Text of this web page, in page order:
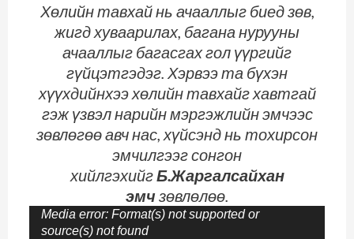
Хөлийн тавхай нь ачааллыг биед зөв,
жигд хуваарилах, багана нурууны
ачааллыг багасгах гол үүргийг
гүйцэтгэдэг. Хэрвээ та бүхэн
хүүхдийнхээ хөлийн тавхайг хавтгай
гэж үзвэл нарийн мэргэжлийн эмчээс
зөвлөгөө авч нас, хүйсэнд нь тохирсон
эмчилгээг сонгон
хийлгэхийгБ.Жаргалсайхан
эмчзөвлөлөө.
Video
Media error: Format(s) not supported or
source(s) not found